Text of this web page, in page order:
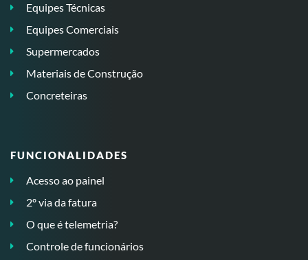
Equipes Técnicas
Equipes Comerciais
Supermercados
Materiais de Construção
Concreteiras
FUNCIONALIDADES
Acesso ao painel
2º via da fatura
O que é telemetria?
Controle de funcionários